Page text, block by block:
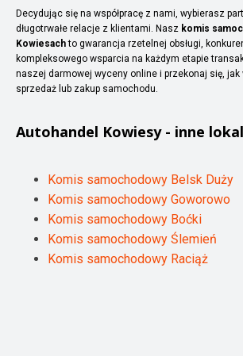
Decydując się na współpracę z nami, wybierasz
długotrwałe relacje z klientami. Nasz komis
Kowiesachto gwarancja rzetelnej obsługi,
kompleksowego wsparcia na każdym etapie
naszej darmowej wyceny online i przekonaj się, jak
sprzedaż lub zakup samochodu.
Autohandel Kowiesy- inne
Komis samochodowy Belsk Duży
Komis samochodowy Goworowo
Komis samochodowy Boćki
Komis samochodowy Ślemień
Komis samochodowy Raciąż